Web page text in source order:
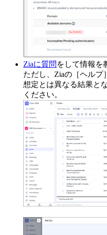
Ziaに質問 をして情報を
ただし、Ziaの［ヘルプ
想定とは異なる結果と
ください。